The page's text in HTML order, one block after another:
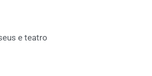
e teatro